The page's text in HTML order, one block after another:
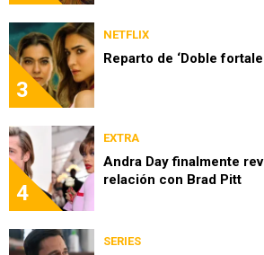
3
NETFLIX
Reparto de ‘Doble
4
EXTRA
Andra Day finalmente
relación con Brad Pitt
SERIES